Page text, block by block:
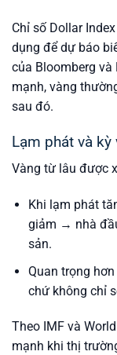
Chỉ số Dollar
dụng để dự báo
của Bloomberg và
mạnh, vàng
sau đó.
Lạm phát và
Vàng từ lâu được
Khi lạm phát
giảm → nhà
sản.
Quan trọng
chứ không chỉ
Theo IMF và
mạnh khi thị